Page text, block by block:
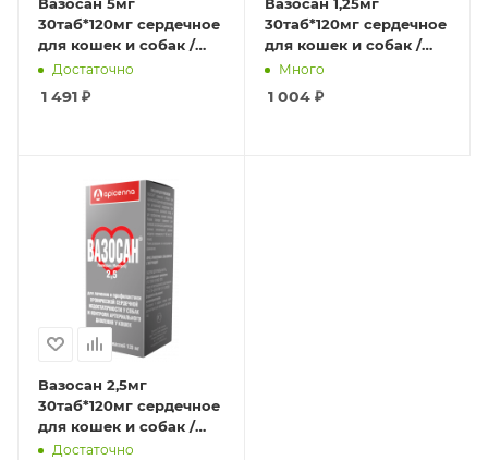
30таб*120мг сердечное
для кошек и собак /
годен до 10.26.
Достаточно
1 491 ₽
30таб*120мг сердечное
для кошек и собак /
годен до 10.26.
Много
1 004₽
Вазосан 2,5мг
30таб*120мг сердечное
для кошек и собак /
годен до 10.26.
Достаточно